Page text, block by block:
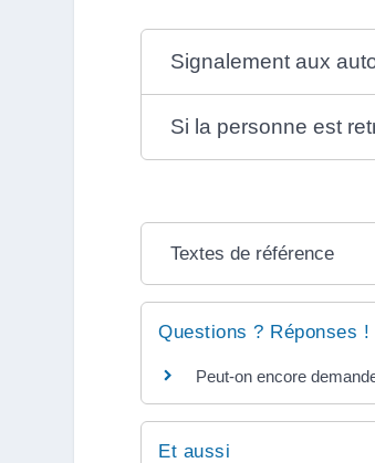
Signalement aux
Si la personne est
Textes de référence
Questions ? Réponses !
Peut-on encore
Et aussi